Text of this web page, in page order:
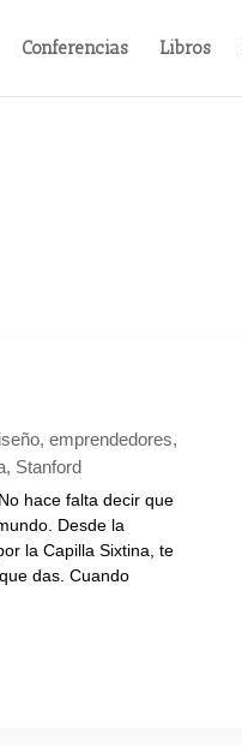
Conferencias Libros
,emprendedores,
, Stanford
hace falta decir que
Desde la
la Capilla Sixtina, te
das. Cuando